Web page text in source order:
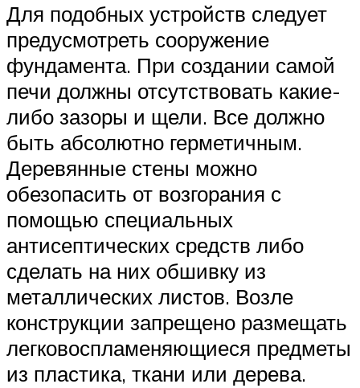
Для подобных устройств следует
предусмотреть сооружение
фундамента. При создании самой
печи должны отсутствовать какие-
либо зазоры и щели. Все должно
быть абсолютно герметичным.
Деревянные стены можно
обезопасить от возгорания с
помощью специальных
антисептических средств либо
сделать на них обшивку из
металлических листов. Возле
конструкции запрещено размещать
легковоспламеняющиеся предметы
из пластика, ткани или дерева.